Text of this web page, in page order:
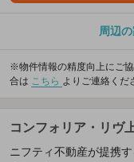
周辺
※物件情報の精度向上にご
合は こちら よりご連絡くだ
コンフォリア・リヴ
ニフティ不動産が提携